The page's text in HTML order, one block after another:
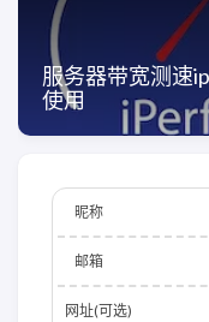
服务器带宽测速
使用
昵称
邮箱
网址(可选)